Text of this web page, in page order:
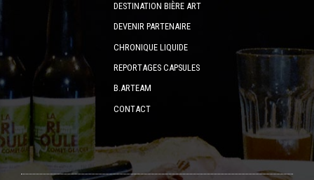
DESTINATION BIÈRE ART
DEVENIR PARTENAIRE
CHRONIQUE LIQUIDE
REPORTAGES CAPSULES
B.ARTEAM
CONTACT